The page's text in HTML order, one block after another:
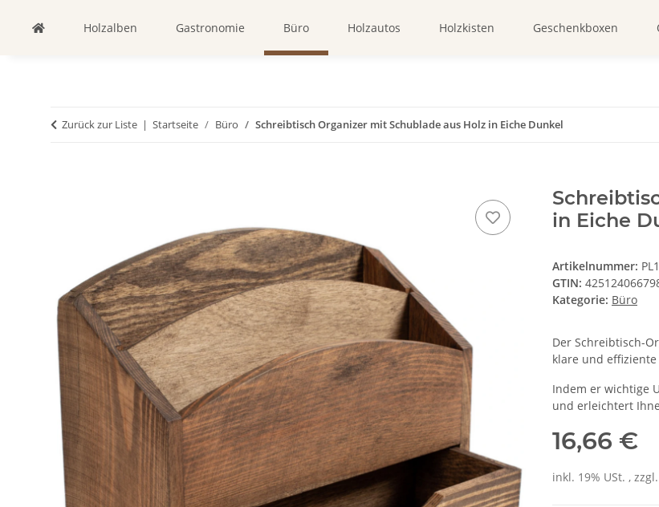
Holzalben Gastronomie Büro Holzautos Holzkisten Geschenkboxen
Zurück zur Liste Startseite Büro Schreibtisch Organizer mit Schublade aus Holz in Eiche Dunkel
in Eiche
Artikelnummer:
GTIN:
Kategorie: Büro
Der Schreibtisch-
klare und
Indem er wichtige
und erleichtert
16,66 €
inkl. 19% USt. , zzgl.